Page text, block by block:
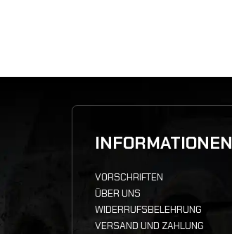
INFORMATIONEN
VORSCHRIFTEN
ÜBER UNS
WIDERRUFSBELEHRUNG
VERSAND UND ZAHLUNG